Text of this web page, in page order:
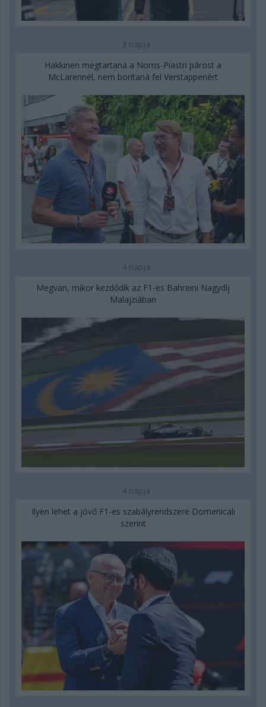
3 napja
Hakkinen megtartaná a Norris-Piastri párost a
McLarennél, nem borítaná fel Verstappenért
4 napja
Megvan, mikor kezdődik az F1-es Bahreini Nagydíj
Malajziában
4 napja
Ilyen lehet a jövő F1-es szabályrendszere Domenicali
szerint